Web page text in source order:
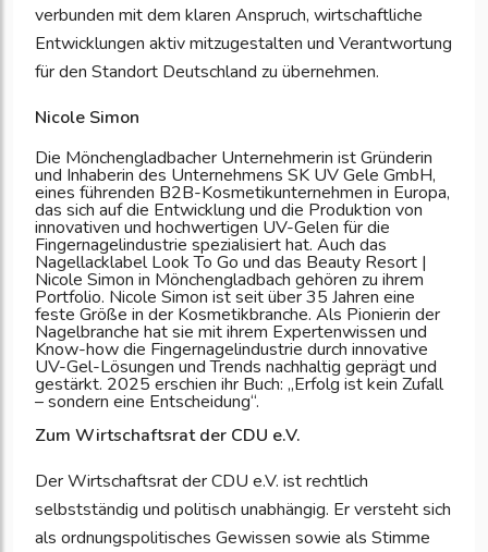
verbunden mit dem klaren Anspruch, wirtschaftliche
Entwicklungen aktiv mitzugestalten und Verantwortung
für den Standort Deutschland zu übernehmen.
Nicole Simon
Die Mönchengladbacher Unternehmerin ist Gründerin
und Inhaberin des Unternehmens SK UV Gele GmbH,
eines führenden B2B-Kosmetikunternehmen in Europa,
das sich auf die Entwicklung und die Produktion von
innovativen und hochwertigen UV-Gelen für die
Fingernagelindustrie spezialisiert hat. Auch das
Nagellacklabel Look To Go und das Beauty Resort |
Nicole Simon in Mönchengladbach gehören zu ihrem
Portfolio. Nicole Simon ist seit über 35 Jahren eine
feste Größe in der Kosmetikbranche. Als Pionierin der
Nagelbranche hat sie mit ihrem Expertenwissen und
Know-how die Fingernagelindustrie durch innovative
UV-Gel-Lösungen und Trends nachhaltig geprägt und
gestärkt. 2025 erschien ihr Buch: „Erfolg ist kein Zufall
– sondern eine Entscheidung“.
Zum Wirtschaftsrat der CDU e.V.
Der Wirtschaftsrat der CDU e.V. ist rechtlich
selbstständig und politisch unabhängig. Er versteht sich
als ordnungspolitisches Gewissen sowie als Stimme